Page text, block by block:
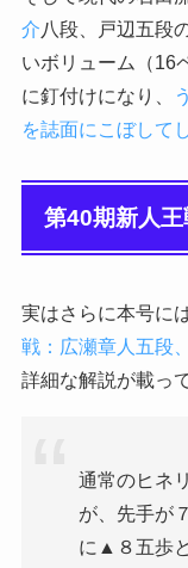
介八段、戸辺五段
いボリューム（16
に釘付けになり、
を誌面にこぼして
第40期新人
実はさらに本号に
戦：広瀬章人五段
詳細な解説が載っ
通常のヒネ
が、先手が
に▲８五歩